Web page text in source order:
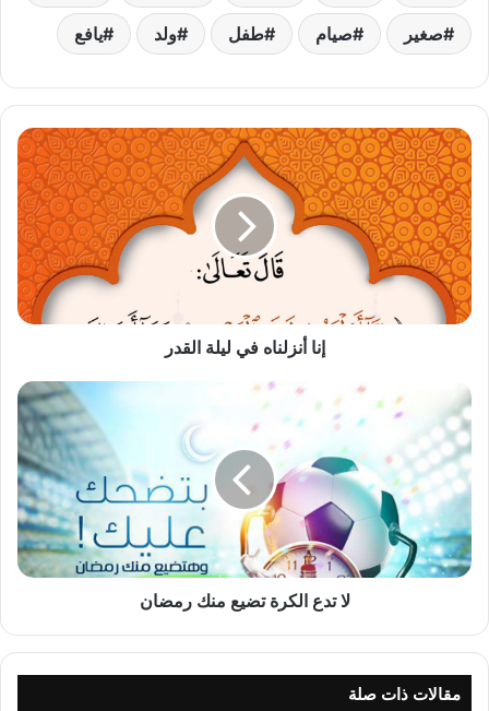
صغير صيام طفل ولد يافع
إنا
أنزلناه
في
ليلة
القدر
إنا أنزلناه في ليلة القدر
لا
تدع
الكرة
تضيع
منك
رمضان
لا تدع الكرة تضيع منك رمضان
مقالات ذات صلة